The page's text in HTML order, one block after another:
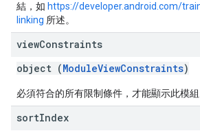
結，如 https://developer.android.com/
linking 所述。
viewConstraints
object (ModuleViewConstraints)
必須符合的所有限制條件，才能顯示此模組
sortIndex